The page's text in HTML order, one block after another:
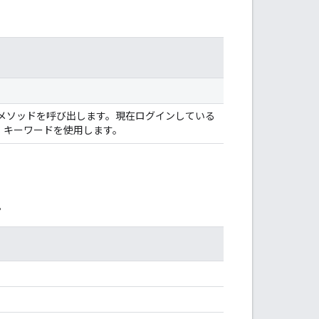
ソッドを呼び出します。現在ログインしている
キーワードを使用します。